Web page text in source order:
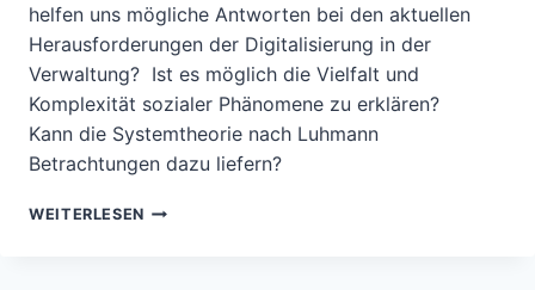
helfen uns mögliche Antworten bei den aktuellen
Herausforderungen der Digitalisierung in der
Verwaltung? Ist es möglich die Vielfalt und
Komplexität sozialer Phänomene zu erklären?
Kann die Systemtheorie nach Luhmann
Betrachtungen dazu liefern?
WEITERLESEN MITTELS